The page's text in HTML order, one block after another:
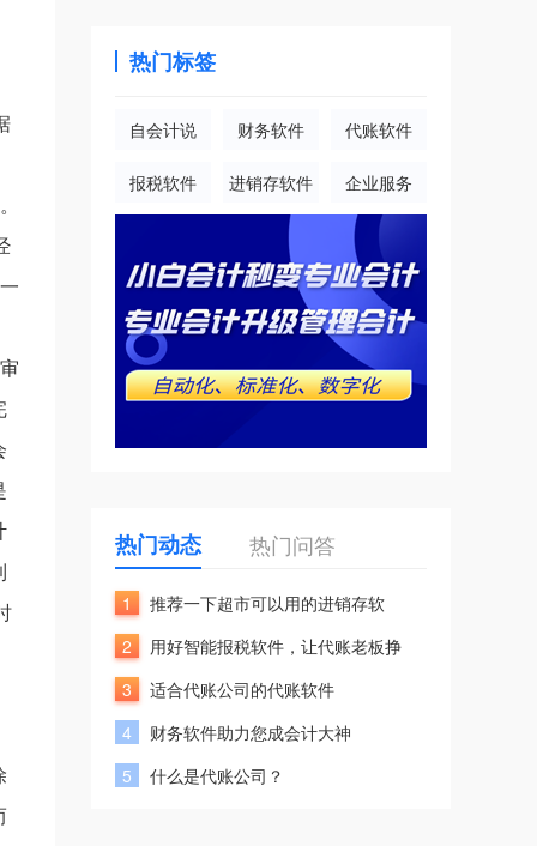
热门标签
自会计说 财务软件 代账软件
报税软件 进销存软件 企业服务
热门动态 热门问答
1
推荐一下超市可以用的进销存软
2
用好智能报税软件，让代账老板挣
3
适合代账公司的代账软件
4
财务软件助力您成会计大神
5
什么是代账公司？